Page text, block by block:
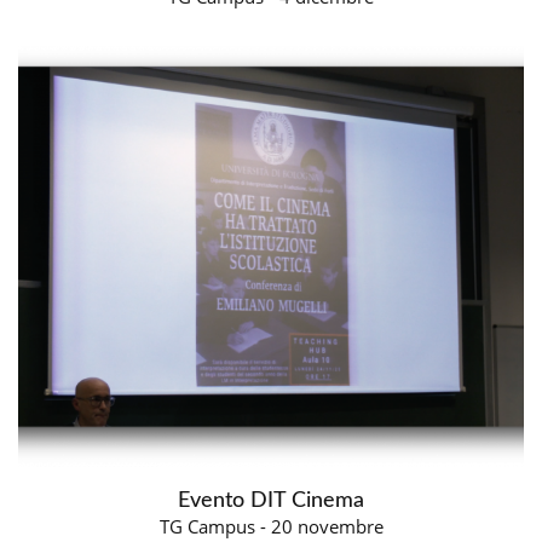
Evento DIT Cinema
TG Campus - 20 novembre